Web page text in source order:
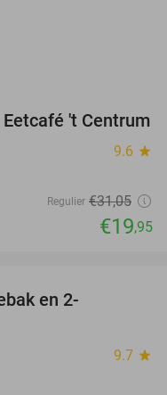
36%
't Centrum
9.6 star
Regulier €31,05
€19,95
en 2-
9.7 star